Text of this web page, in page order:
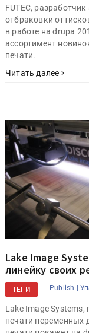
FUTEC,
отбраковки
в работе на drupa
ассортимент
печати.
Читать далее
Lake Image
линейку своих
ТЕГИ Publish |
Lake Image
печати переменных